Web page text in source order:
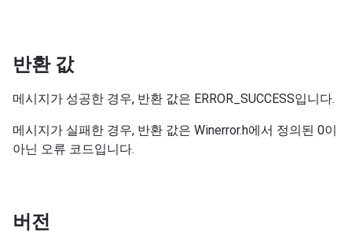
반환 값
메시지가 성공한 경우, 반환 값은 ERROR_SUCCESS입니다.
메시지가 실패한 경우, 반환 값은 Winerror.h에서 정의된 0이
아닌 오류 코드입니다.
버전